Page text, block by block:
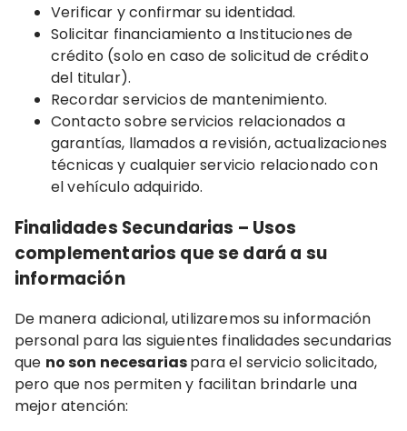
Verificar y confirmar su identidad.
Solicitar financiamiento a Instituciones de
crédito (solo en caso de solicitud de crédito
del titular).
Recordar servicios de mantenimiento.
Contacto sobre servicios relacionados a
garantías, llamados a revisión, actualizaciones
técnicas y cualquier servicio relacionado con
el vehículo adquirido.
Finalidades Secundarias – Usos
complementarios que se dará a su
información
De manera adicional, utilizaremos su información
personal para las siguientes finalidades secundarias
que no son necesariaspara el servicio solicitado,
pero que nos permiten y facilitan brindarle una
mejor atención: